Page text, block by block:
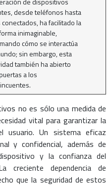
desde teléfonos hasta
ha facilitado la
inimaginable,
cómo se interactúa
sin embargo, esta
también ha abierto
a los
no es sólo una medida de
vital para garantizar la
usuario. Un sistema eficaz
y confidencial, además de
y la confianza del
creciente dependencia de
que la seguridad de estos